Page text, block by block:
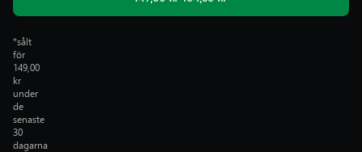
*sålt
för
149,00
kr
under
de
senaste
30
dagarna